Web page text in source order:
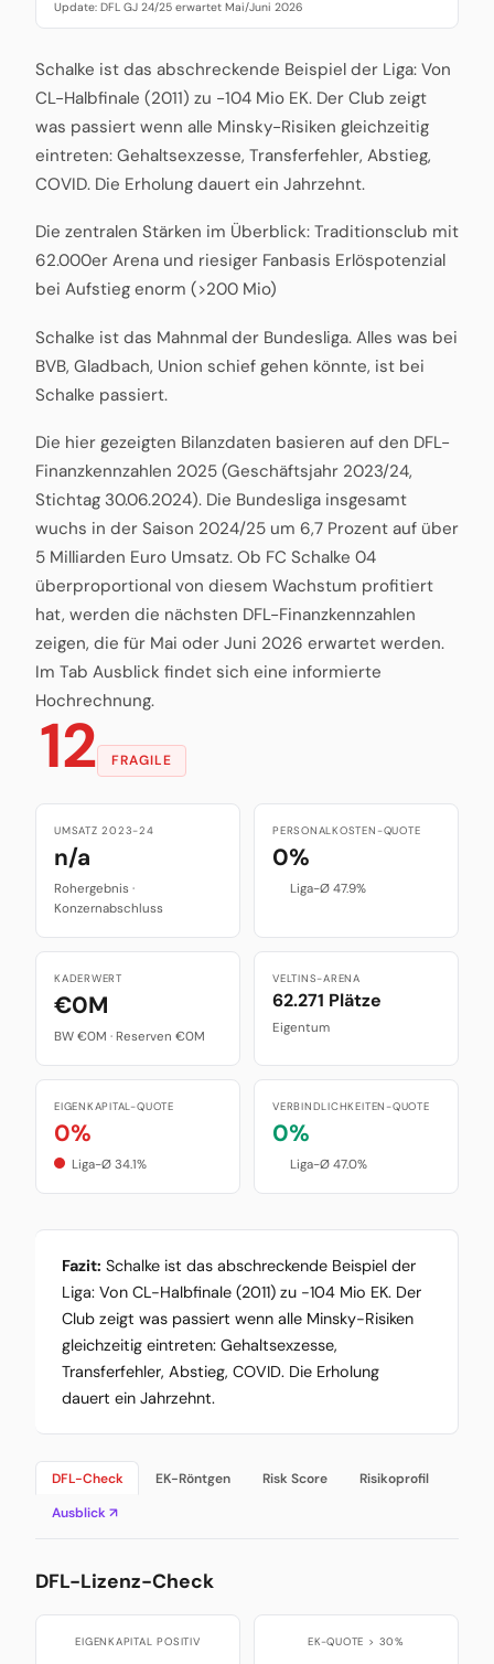
Update: DFL GJ 24/25 erwartet Mai/Juni 2026
Schalke ist das abschreckende Beispiel der Liga: Von
CL-Halbfinale (2011) zu -104 Mio EK. Der Club zeigt
was passiert wenn alle Minsky-Risiken gleichzeitig
eintreten: Gehaltsexzesse, Transferfehler, Abstieg,
COVID. Die Erholung dauert ein Jahrzehnt.
Die zentralen Stärken im Überblick: Traditionsclub mit
62.000er Arena und riesiger Fanbasis Erlöspotenzial
bei Aufstieg enorm (>200 Mio)
Schalke ist das Mahnmal der Bundesliga. Alles was bei
BVB, Gladbach, Union schief gehen könnte, ist bei
Schalke passiert.
Die hier gezeigten Bilanzdaten basieren auf den DFL-
Finanzkennzahlen 2025 (Geschäftsjahr 2023/24,
Stichtag 30.06.2024). Die Bundesliga insgesamt
wuchs in der Saison 2024/25 um 6,7 Prozent auf über
5 Milliarden Euro Umsatz. Ob FC Schalke 04
überproportional von diesem Wachstum profitiert
hat, werden die nächsten DFL-Finanzkennzahlen
zeigen, die für Mai oder Juni 2026 erwartet werden.
Im Tab Ausblick findet sich eine informierte
Hochrechnung.
12 FRAGILE
UMSATZ 2023-24
n/a
Rohergebnis ·
Konzernabschluss
PERSONALKOSTEN-QUOTE
0%
Liga-Ø 47.9%
KADERWERT
€0M
BW €0M · Reserven €0M
VELTINS-ARENA
62.271 Plätze
Eigentum
EIGENKAPITAL-QUOTE
0%
Liga-Ø 34.1%
VERBINDLICHKEITEN-QUOTE
0%
Liga-Ø 47.0%
Fazit: Schalke ist das abschreckende Beispiel der
Liga: Von CL-Halbfinale (2011) zu -104 Mio EK. Der
Club zeigt was passiert wenn alle Minsky-Risiken
gleichzeitig eintreten: Gehaltsexzesse,
Transferfehler, Abstieg, COVID. Die Erholung
dauert ein Jahrzehnt.
DFL-Check EK-Röntgen Risk Score
Risikoprofil
Ausblick ↗
DFL-Lizenz-Check
EIGENKAPITAL POSITIV EK-QUOTE > 30%